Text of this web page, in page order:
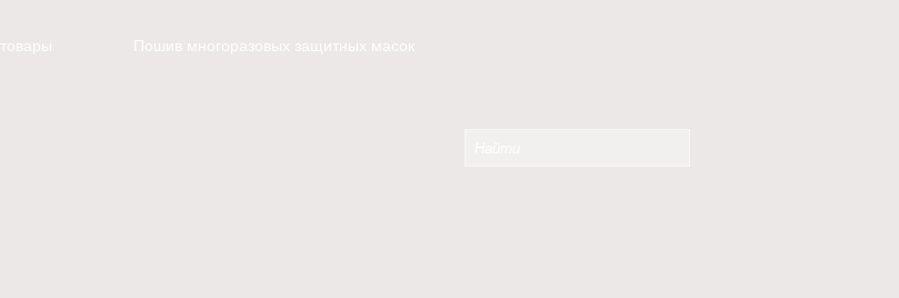
Пошив многоразовых защитных масок